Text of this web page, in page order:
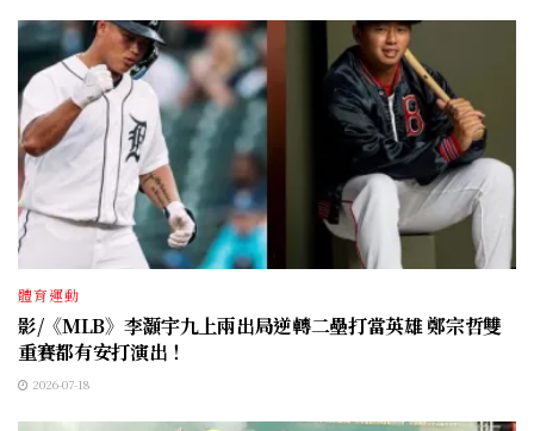
體育運動
影/《MLB》李灝宇九上兩出局逆轉二壘打當英雄 鄭宗哲雙
重賽都有安打演出！
2026-07-18